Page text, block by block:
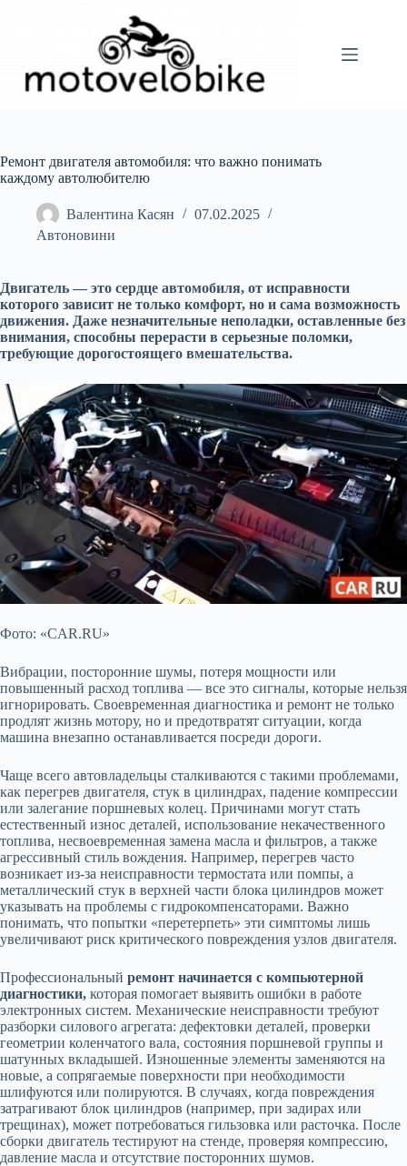
Ремонт двигателя автомобиля: что важно понимать
каждому автолюбителю
Валентина Касян
07.02.2025
Автоновини
Двигатель — это сердце автомобиля, от исправности
которого зависит не только комфорт, но и сама возможность
движения. Даже незначительные неполадки, оставленные без
внимания, способны перерасти в серьезные поломки,
требующие дорогостоящего вмешательства.
Фото: «CAR.RU»
Вибрации, посторонние шумы, потеря мощности или
повышенный расход топлива — все это сигналы, которые нельзя
игнорировать. Своевременная диагностика и ремонт не только
продлят жизнь мотору, но и предотвратят ситуации, когда
машина внезапно останавливается посреди дороги.
Чаще всего автовладельцы сталкиваются с такими проблемами,
как перегрев двигателя, стук в цилиндрах, падение компрессии
или залегание поршневых колец. Причинами могут стать
естественный износ деталей, использование некачественного
топлива, несвоевременная замена масла и фильтров, а также
агрессивный стиль вождения. Например, перегрев часто
возникает из-за неисправности термостата или помпы, а
металлический стук в верхней части блока цилиндров может
указывать на проблемы с гидрокомпенсаторами. Важно
понимать, что попытки «перетерпеть» эти симптомы лишь
увеличивают риск критического повреждения узлов двигателя.
Профессиональный ремонт начинается с компьютерной
диагностики, которая помогает выявить ошибки в работе
электронных систем. Механические неисправности требуют
разборки силового агрегата: дефектовки деталей, проверки
геометрии коленчатого вала, состояния поршневой группы и
шатунных вкладышей. Изношенные элементы заменяются на
новые, а сопрягаемые поверхности при необходимости
шлифуются или полируются. В случаях, когда повреждения
затрагивают блок цилиндров (например, при задирах или
трещинах), может потребоваться гильзовка или расточка. После
сборки двигатель тестируют на стенде, проверяя компрессию,
давление масла и отсутствие посторонних шумов.